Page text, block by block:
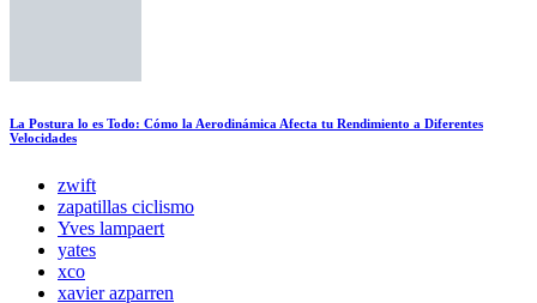
La Postura lo es Todo: Cómo la Aerodinámica Afecta tu Rendimiento a Diferentes
Velocidades
zwift
zapatillas ciclismo
Yves lampaert
yates
xco
xavier azparren